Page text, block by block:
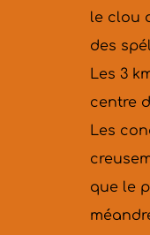
le clou
des
Les 3
centre
Les
que le